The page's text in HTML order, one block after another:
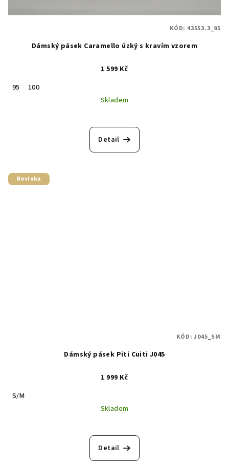
Dámský pásek Caramello úzký s kravím vzorem
1 599 Kč
95
100
Skladem
Detail
KÓD: 43553.3_95
Novinka
Dámský pásek Piti Cuiti J045
1 999 Kč
S/M
Skladem
Detail
KÓD:J045_SM